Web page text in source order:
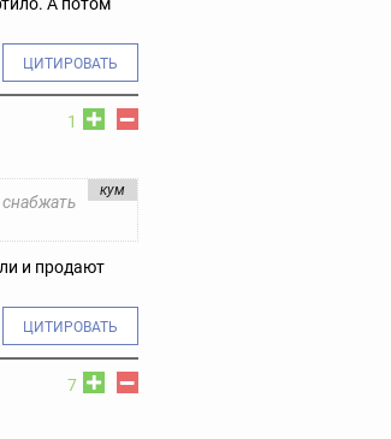
А потом
ЦИТИРОВАТЬ
1
кум
и продают
ЦИТИРОВАТЬ
7